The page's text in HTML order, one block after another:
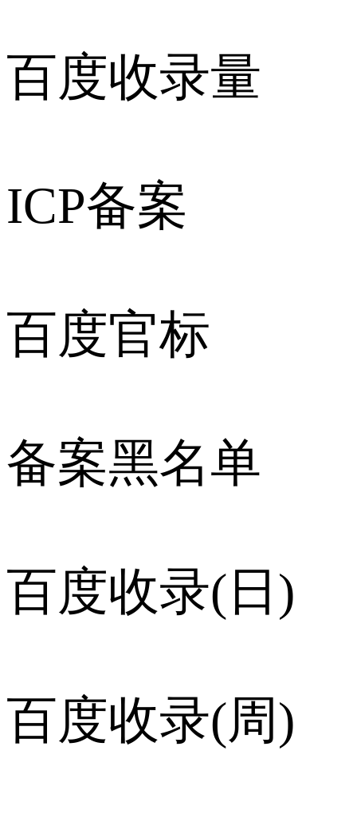
百度收录量
ICP备案
百度官标
备案黑名单
百度收录(日)
百度收录(周)